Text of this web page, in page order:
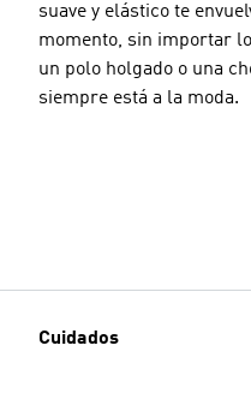
suave y elástico te
momento, sin importar
un polo holgado o una
siempre está a la moda.
Cuidados